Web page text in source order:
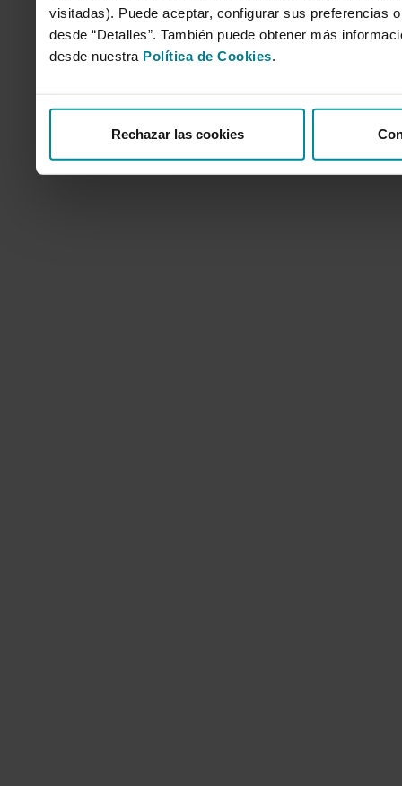
visitadas). Puede aceptar, configurar sus preferencias
desde “Detalles”. También puede obtener más
desde nuestra Política de Cookies.
Rechazar las cookies